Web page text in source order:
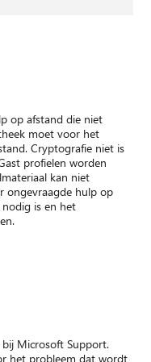
op afstand die niet
moet voor het
Cryptografie niet is
profielen worden
kan niet
ongevraagde hulp op
is en het
bij Microsoft Support.
het probleem dat wordt